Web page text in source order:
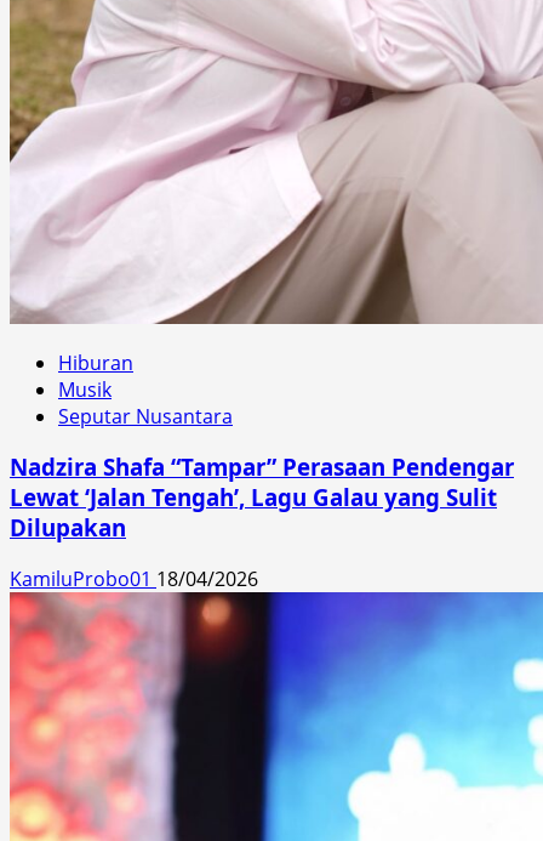
Hiburan
Musik
Seputar Nusantara
Nadzira Shafa “Tampar” Perasaan Pendengar
Lewat ‘Jalan Tengah’, Lagu Galau yang Sulit
Dilupakan
KamiluProbo01 18/04/2026